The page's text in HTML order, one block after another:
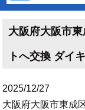
大阪府大阪市
トへ交換 ダイ
2025/12/27
大阪府大阪市東成